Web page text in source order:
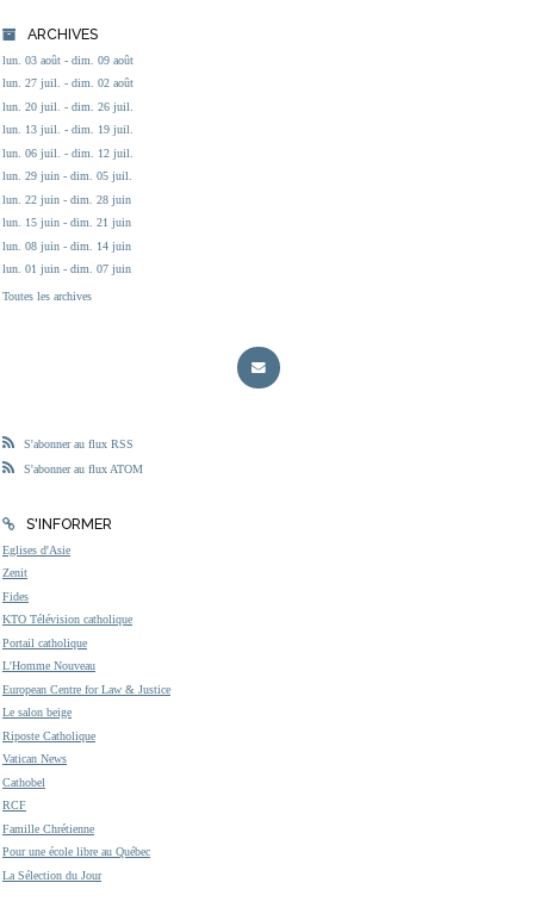
ARCHIVES
lun. 03 août - dim. 09 août
lun. 27 juil. - dim. 02 août
lun. 20 juil. - dim. 26 juil.
lun. 13 juil. - dim. 19 juil.
lun. 06 juil. - dim. 12 juil.
lun. 29 juin - dim. 05 juil.
lun. 22 juin - dim. 28 juin
lun. 15 juin - dim. 21 juin
lun. 08 juin - dim. 14 juin
lun. 01 juin - dim. 07 juin
Toutes les archives
S'abonner au flux RSS
S'abonner au flux ATOM
S'INFORMER
Eglises d'Asie
Zenit
Fides
KTO Télévision catholique
Portail catholique
L'Homme Nouveau
European Centre for Law & Justice
Le salon beige
Riposte Catholique
Vatican News
Cathobel
RCF
Famille Chrétienne
Pour une école libre au Québec
La Sélection du Jour